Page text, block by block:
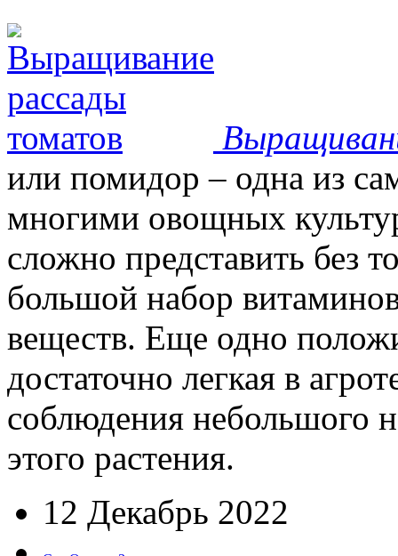
или помидор – одна из
многими овощных
сложно представить без
большой набор
веществ. Еще одно
достаточно легкая в
соблюдения небольшого
этого растения.
12 Декабрь 2022